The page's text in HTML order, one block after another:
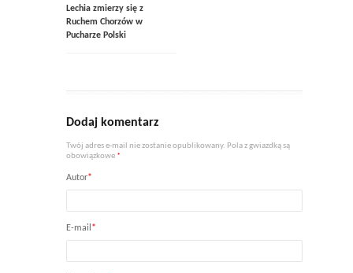
Lechia zmierzy się z
Ruchem Chorzów w
Pucharze Polski
Dodaj komentarz
Twój adres e-mail nie zostanie opublikowany. Pola z gwiazdką są
obowiązkowe *
Autor*
E-mail*